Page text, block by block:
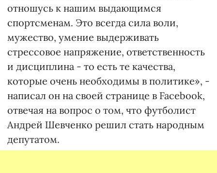
отношусь к нашим выдающимся
спортсменам. Это всегда сила воли,
мужество, умение выдерживать
стрессовое напряжение, ответственность
и дисциплина - то есть те качества,
которые очень необходимы в политике», -
написал он на своей странице в Facebook,
отвечая на вопрос о том, что футболист
Андрей Шевченко решил стать народным
депутатом.